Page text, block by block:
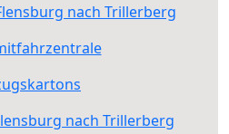
nach Trillerberg
nach Trillerberg